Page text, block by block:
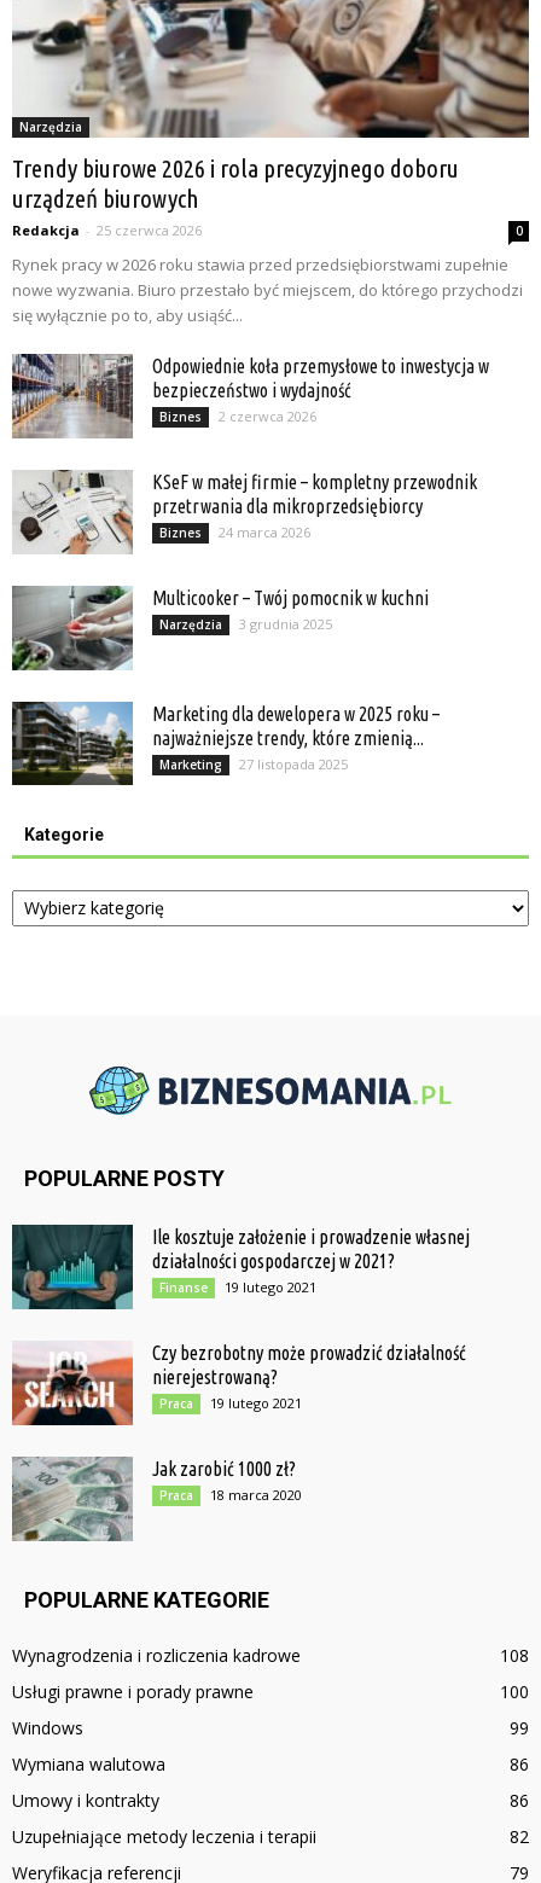
Narzędzia
Trendy biurowe 2026 i rola precyzyjnego doboru
urządzeń biurowych
Redakcja - 25 czerwca 2026 0
Rynek pracy w 2026 roku stawia przed przedsiębiorstwami zupełnie
nowe wyzwania. Biuro przestało być miejscem, do którego przychodzi
się wyłącznie po to, aby usiąść...
Odpowiednie koła przemysłowe to inwestycja w
bezpieczeństwo i wydajność
Biznes 2 czerwca 2026
KSeF w małej firmie – kompletny przewodnik
przetrwania dla mikroprzedsiębiorcy
Biznes 24 marca 2026
Multicooker – Twój pomocnik w kuchni
Narzędzia 3 grudnia 2025
Marketing dla dewelopera w 2025 roku –
najważniejsze trendy, które zmienią...
Marketing 27 listopada 2025
Kategorie
Kategorie
POPULARNE POSTY
Ile kosztuje założenie i prowadzenie własnej
działalności gospodarczej w 2021?
Finanse 19 lutego 2021
Czy bezrobotny może prowadzić działalność
nierejestrowaną?
Praca 19 lutego 2021
Jak zarobić 1000 zł?
Praca 18 marca 2020
POPULARNE KATEGORIE
Wynagrodzenia i rozliczenia kadrowe
108
Usługi prawne i porady prawne
100
Windows
99
Wymiana walutowa
86
Umowy i kontrakty
86
Uzupełniające metody leczenia i terapii
82
Weryfikacja referencji
79